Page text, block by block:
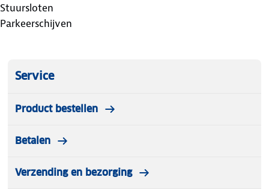
Stuursloten
Parkeerschijven
Service
Product bestellen
Betalen
Verzending en bezorging